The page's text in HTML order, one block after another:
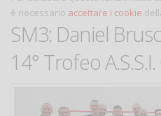
è necessario accettare i cookie
SM3: Daniel
14° Trofeo